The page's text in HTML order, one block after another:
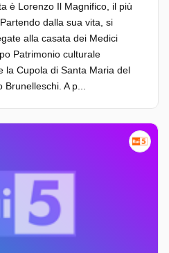
è Lorenzo Il Magnifico, il più
dalla sua vita, si
alla casata dei Medici
Patrimonio culturale
la Cupola di Santa Maria del
A p...